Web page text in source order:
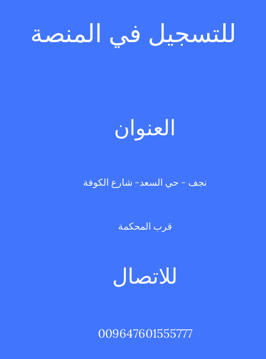
للتسجيل في المنصة
العنوان
نجف - حي السعد- شارع الكوفة
قرب المحكمة
للاتصال
009647601555777